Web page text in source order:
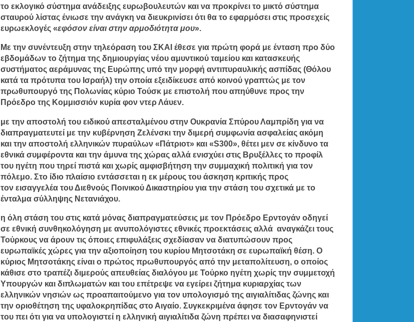
το εκλογικό σύστημα ανάδειξης ευρωβουλευτών και να προκρίνει το μικτό σύστημα
σταυρού λίστας ένιωσε την ανάγκη να διευκρινίσει ότι θα το εφαρμόσει στις προσεχείς
ευρωεκλογές «εφόσον είναι στην αρμοδιότητα μου».
Με την συνέντευξη στην τηλεόραση του ΣΚΑΙ έθεσε για πρώτη φορά με ένταση προ δύο
εβδομάδων το ζήτημα της δημιουργίας νέου αμυντικού ταμείου και κατασκευής
συστήματος αεράμυνας της Ευρώπης υπό την μορφή αντιπυραυλικής ασπίδας (Θόλου
κατά τα πρότυπα του Ισραήλ) την οποία εξειδίκευσε από κοινού γραπτώς με τον
πρωθυπουργό της Πολωνίας κύριο Τούσκ με επιστολή που απηύθυνε προς την
Πρόεδρο της Κομμισσιόν κυρία φον ντερ Λάυεν.
με την αποστολή του ειδικού απεσταλμένου στην Ουκρανία Σπύρου Λαμπρίδη για να
διαπραγματευτεί με την κυβέρνηση Ζελένσκι την διμερή συμφωνία ασφαλείας ακόμη
και την αποστολή ελληνικών πυραύλων «Πάτριοτ» και «S300», θέτει μεν σε κίνδυνο τα
εθνικά συμφέροντα και την άμυνα της χώρας αλλά ενισχύει στις Βρυξέλλες το προφίλ
του ηγέτη που τηρεί πιστά και χωρίς αμφισβήτηση την συμμαχική πολιτική για τον
πόλεμο. Στο ίδιο πλαίσιο εντάσσεται η εκ μέρους του άσκηση κριτικής προς
τον εισαγγελέα του Διεθνούς Ποινικού Δικαστηρίου για την στάση του σχετικά με το
ένταλμα σύλληψης Νετανιάχου.
η όλη στάση του στις κατά μόνας διαπραγματεύσεις με τον Πρόεδρο Ερντογάν οδηγεί
σε εθνική συνθηκολόγηση με ανυπολόγιστες εθνικές προεκτάσεις αλλά αναγκάζει τους
Τούρκους να άρουν τις όποιες επιφυλάξεις σχεδίασαν να διατυπώσουν προς
ευρωπαϊκές χώρες για την αξιοποίηση του κυρίου Μητσοτάκη σε ευρωπαϊκή θέση. Ο
κύριος Μητσοτάκης είναι ο πρώτος πρωθυπουργός από την μεταπολίτευση, ο οποίος
κάθισε στο τραπέζι διμερούς απευθείας διαλόγου με Τούρκο ηγέτη χωρίς την συμμετοχή
Υπουργών και διπλωματών και του επέτρεψε να εγείρει ζήτημα κυριαρχίας των
ελληνικών νησιών ως προαπαιτούμενο για τον υπολογισμό της αιγιαλίτιδας ζώνης και
την οριοθέτηση της υφαλοκρηπίδας στο Αιγαίο. Συγκεκριμένα άφησε τον Ερντογάν να
του πει ότι για να υπολογιστεί η ελληνική αιγιαλίτιδα ζώνη πρέπει να διασαφηνιστεί